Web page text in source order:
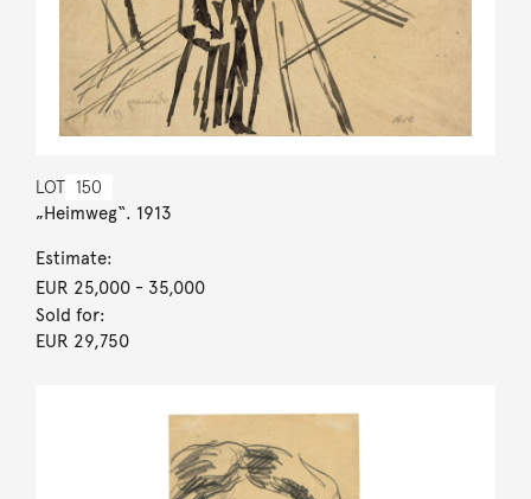
LOT 150
„Heimweg“. 1913
Estimate:
EUR 25,000- 35,000
Sold for:
EUR 29,750